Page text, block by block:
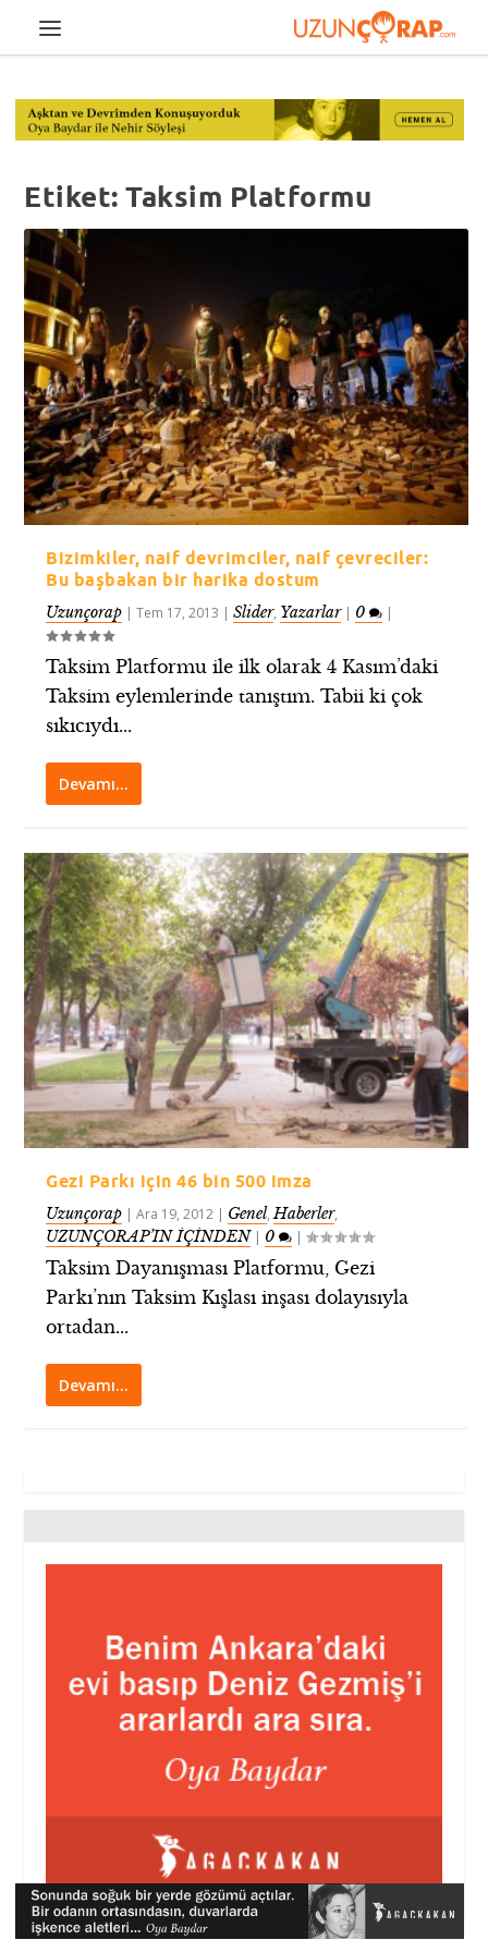
Etiket:Taksim Platformu
Bizimkiler, naif devrimciler, naif çevreciler:
Bu başbakan bir harika dostum
Uzunçorap |Tem 17, 2013 |Slider, Yazarlar| 0 |
Taksim Platformu ile ilk olarak 4 Kasım’daki
Taksim eylemlerinde tanıştım. Tabii ki çok
sıkıcıydı...
Devamı…
Gezi Parkı için 46 bin 500 imza
Uzunçorap |Ara 19, 2012 | Genel,Haberler,
UZUNÇORAP’IN İÇİNDEN| 0 |
Taksim Dayanışması Platformu, Gezi
Parkı’nın Taksim Kışlası inşası dolayısıyla
ortadan...
Devamı…